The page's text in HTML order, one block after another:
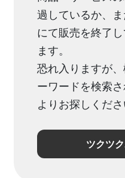
過しているか、
にて販売を終了
ます。
恐れ入りますが
ーワードを検索
よりお探しくださ
ツクツ